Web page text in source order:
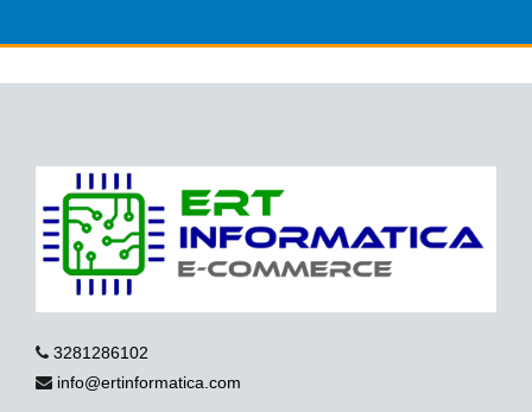
3281286102
info@ertinformatica.com